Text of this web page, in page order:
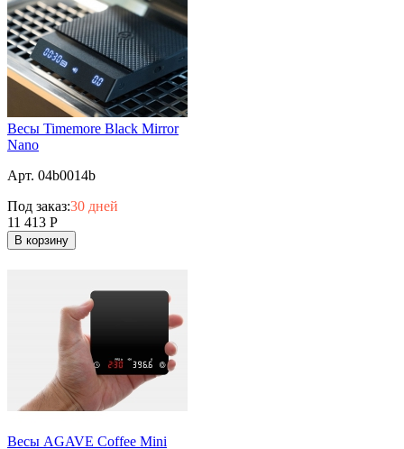
Весы Timemore Black Mirror
Nano
Арт. 04b0014b
Под заказ:30 дней
11 413 Р
В корзину
Весы AGAVE Coffee Mini